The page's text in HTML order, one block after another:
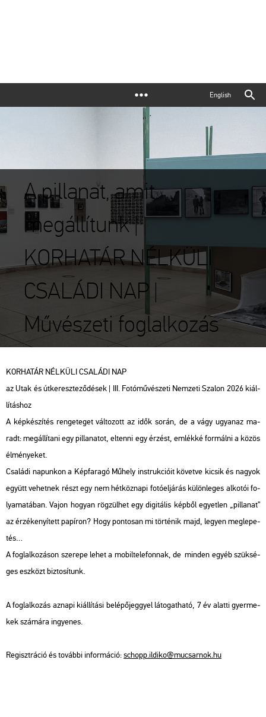
English
A pillanat, amit
megállítunk |
KORHATÁR NÉLKÜLI
CSALÁDI NAP |
Művészeti foglalkozás
KOR­HA­TÁR NÉL­KÜ­LI CSA­LÁ­DI NAP
az Utak és út­ke­resz­te­ző­dé­sek | III. Fo­tó­mű­vé­sze­ti Nem­ze­ti Sza­lon 2026 ki­ál­
lí­tás­hoz
A kép­ké­szí­tés ren­ge­te­get vál­to­zott az idők során, de a vágy ugyan­az ma­
radt: meg­ál­lí­ta­ni egy pil­la­na­tot, el­ten­ni egy ér­zést, em­lék­ké for­mál­ni a közös
él­mé­nye­ket.
Csa­lá­di na­pun­kon a Kép­fa­ra­gó Mű­hely inst­ruk­ci­ó­it kö­vet­ve ki­csik és na­gyok
együtt ve­het­nek részt egy nem hét­köz­na­pi fo­tó­el­já­rás kü­lön­le­ges al­ko­tói fo­
lya­ma­tá­ban. Vajon ho­gyan rög­zül­het egy di­gi­tá­lis kép­ből egyet­len „pil­la­nat”
az ér­zé­ke­nyí­tett pa­pí­ron? Hogy pon­to­san mi tör­té­nik majd, le­gyen meg­le­pe­
tés…
A fog­lal­ko­zá­son sze­re­pe lehet a mo­bil­te­le­fon­nak, de min­den egyéb szük­sé­
ges esz­közt biz­to­sí­tunk.
A fog­lal­ko­zás az­na­pi ki­ál­lí­tá­si be­lé­pő­jeggyel lá­to­gat­ha­tó, 7 év alat­ti gyer­me­
kek szá­má­ra in­gye­nes.
Re­giszt­rá­ció és to­váb­bi in­for­má­ció:schopp.​il­di­ko@​mu­csar­nok.​hu